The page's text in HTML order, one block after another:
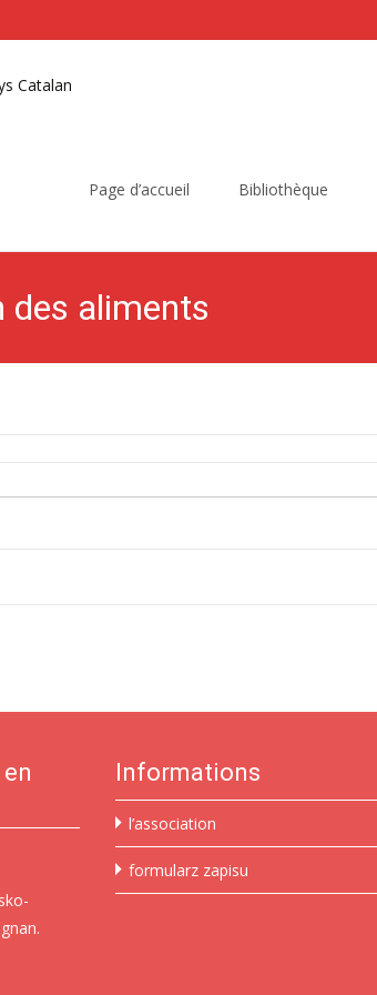
Page d’accueil Bibliothèque
des aliments
Informations
l’association
formularz zapisu